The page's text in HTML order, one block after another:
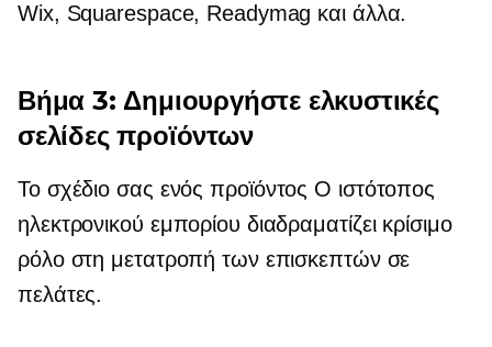
Wix, Squarespace, Readymag και άλλα.
Βήμα 3: Δημιουργήστε ελκυστικές
σελίδες προϊόντων
Το σχέδιο σας ενός προϊόντος Ο ιστότοπος
ηλεκτρονικού εμπορίου διαδραματίζει κρίσιμο
ρόλο στη μετατροπή των επισκεπτών σε
πελάτες.